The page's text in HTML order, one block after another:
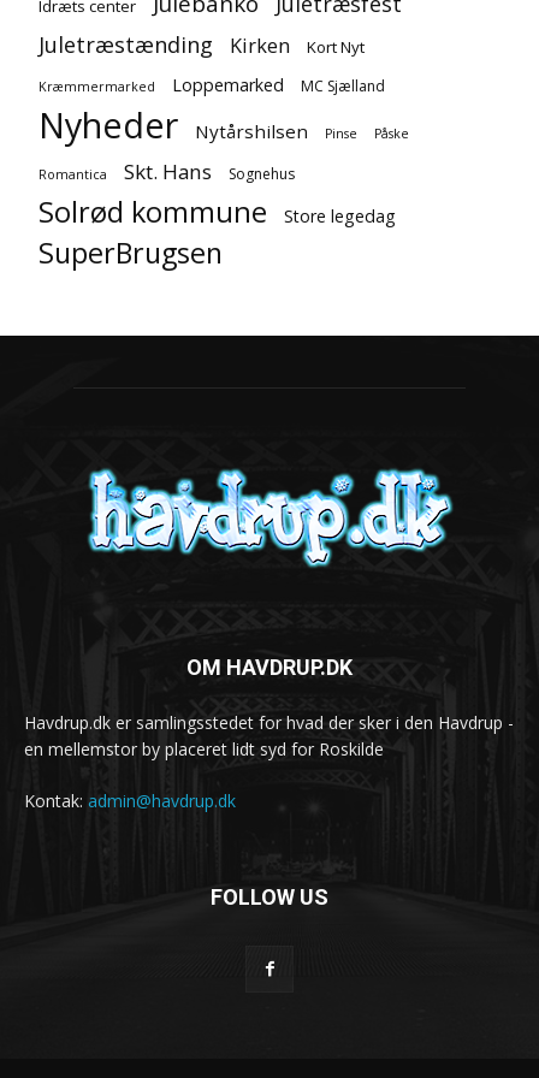
Idræts center
Juletræstænding Kirken Kort Nyt
Kræmmermarked Loppemarked MC Sjælland
Nyheder Nytårshilsen Pinse Påske
Romantica Skt. Hans Sognehus
Solrød kommune Store legedag
SuperBrugsen
OM HAVDRUP.DK
Havdrup.dk er samlingsstedet for hvad der sker i den Havdrup -
en mellemstor by placeret lidt syd for Roskilde
Kontak: admin@havdrup.dk
FOLLOW US